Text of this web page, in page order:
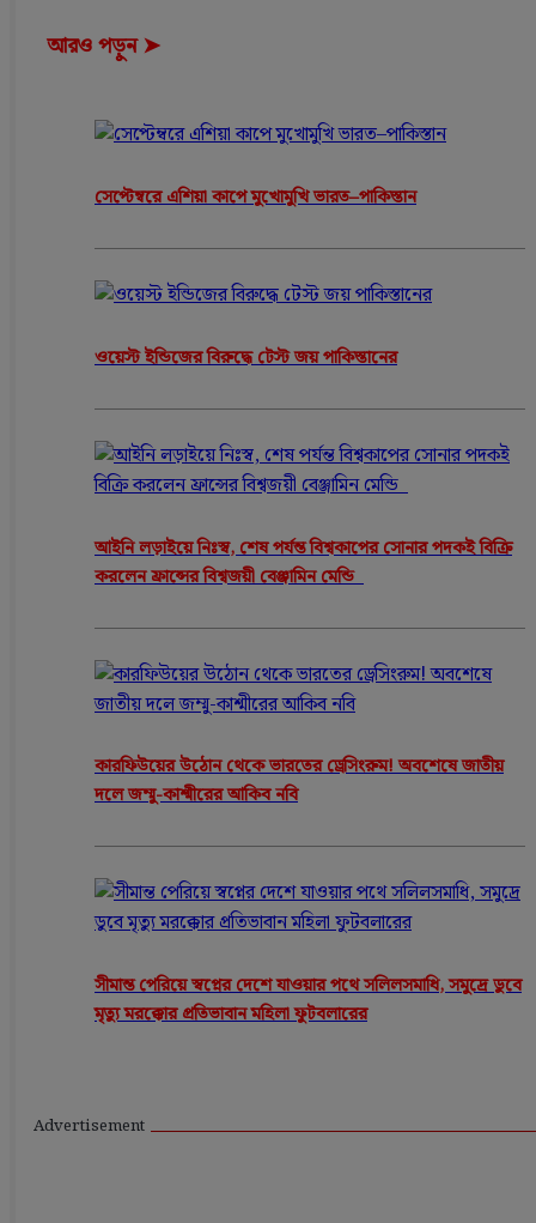
আরও পড়ুন ➤
সেপ্টেম্বরে এশিয়া কাপে মুখোমুখি ভারত–পাকিস্তান
ওয়েস্ট ইন্ডিজের বিরুদ্ধে টেস্ট জয় পাকিস্তানের
আইনি লড়াইয়ে নিঃস্ব, শেষ পর্যন্ত বিশ্বকাপের সোনার পদকই বিক্রি
করলেন ফ্রান্সের বিশ্বজয়ী বেঞ্জামিন মেন্ডি
কারফিউয়ের উঠোন থেকে ভারতের ড্রেসিংরুম! অবশেষে জাতীয়
দলে জম্মু-কাশ্মীরের আকিব নবি
সীমান্ত পেরিয়ে স্বপ্নের দেশে যাওয়ার পথে সলিলসমাধি, সমুদ্রে ডুবে
মৃত্যু মরক্কোর প্রতিভাবান মহিলা ফুটবলারের
Advertisement